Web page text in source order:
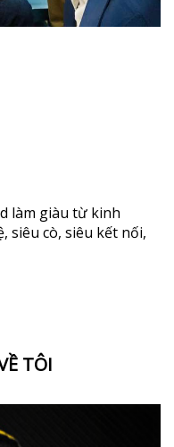
làm giàu từ kinh
, siêu cò, siêu kết nối,
TÔI